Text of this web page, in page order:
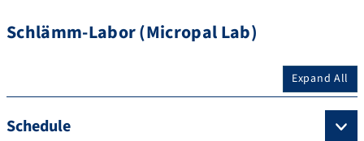
Schlämm-Labor (Micropal Lab)
Expand All
Schedule